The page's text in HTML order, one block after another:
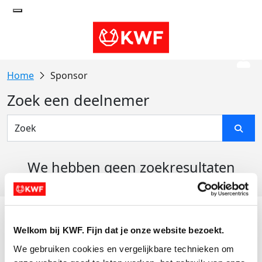
Welkom bij KWF. Fijn dat je onze website bezoekt.
We gebruiken cookies en vergelijkbare technieken om
Sponsor
Zoek een deelnemer
We hebben geen zoekresultaten
Actiematerialen
Evenementen